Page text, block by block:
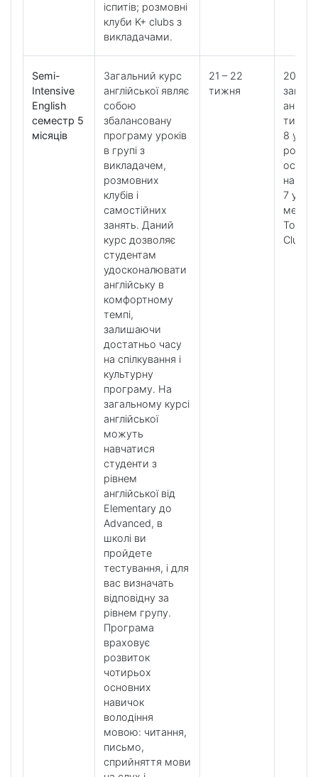
іспитів; розмовні
клуби K+ clubs з
викладачами.
Semi-
Intensive
English
семестр 5
місяців
Загальний курс
англійської являє
собою
збалансовану
програму уроків
в групі з
викладачем,
розмовних
клубів і
самостійних
занять. Даний
курс дозволяє
студентам
удосконалювати
англійську в
комфортному
темпі,
залишаючи
достатньо часу
на спілкування і
культурну
програму. На
загальному курсі
англійської
можуть
навчатися
студенти з
рівнем
англійської від
Elementary до
Advanced, в
школі ви
пройдете
тестування, і для
вас визначать
відповідну за
рівнем групу.
Програма
враховує
розвиток
чотирьох
основних
навичок
володіння
мовою: читання,
письмо,
сприйняття мови
21 – 22
тижня
20
8
7
Tools і
Clubs